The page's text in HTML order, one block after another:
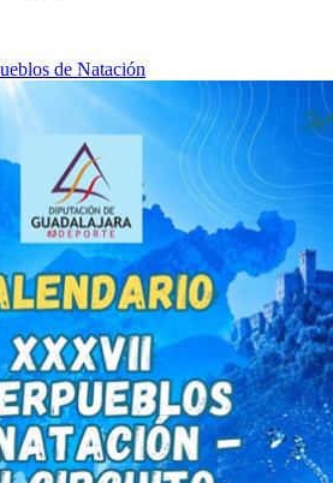
de Natación